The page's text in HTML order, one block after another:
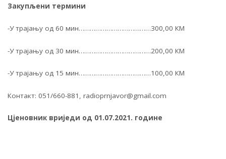
Закупљени термини
-У трајању од 60 мин…………………………………300,00 КМ
-У трајању од 30 мин…………………………………200,00 КМ
-У трајању од 15 мин…………………………………100,00 КМ
Контакт: 051/660-881, radioprnjavor@gmail.com
Цјеновник вриједи од 01.07.2021. године